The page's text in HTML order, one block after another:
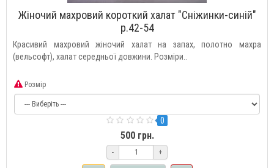
Жіночий махровий короткий халат "Сніжинки-синій"
р.42-54
Красивий махровий жіночий халат на запах, полотно махра
(вельсофт), халат середньої довжини. Розміри..
Розмір
0
500 грн.
- +